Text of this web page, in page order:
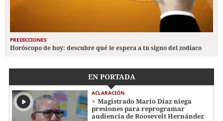
PREDICCIONES
Horóscopo de hoy: descubre qué le espera a tu signo del zodiaco
EN PORTADA
ACLARACIÓN
Magistrado Mario Díaz niega
presiones para reprogramar
audiencia de Roosevelt Hernández